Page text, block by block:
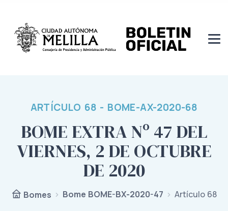
ARTÍCULO 68 - BOME-AX-2020-68
BOME EXTRA Nº 47 DEL
VIERNES, 2 DE OCTUBRE
DE 2020
Bomes Bome BOME-BX-2020-47 Artículo 68